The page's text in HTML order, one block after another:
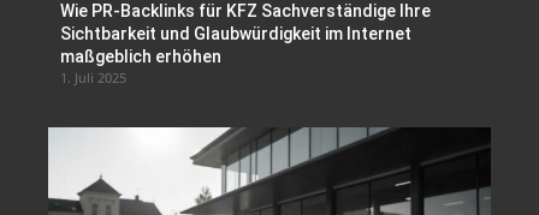
Wie PR-Backlinks für KFZ Sachverständige Ihre
Sichtbarkeit und Glaubwürdigkeit im Internet
maßgeblich erhöhen
1. Juli 2025